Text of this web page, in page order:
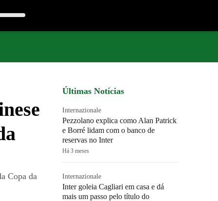
Copa da
Últimas Notícias
Internazionale
Pezzolano explica como Alan Patrick
e Borré lidam com o banco de
reservas no Inter
Há 3 meses
Internazionale
Inter goleia Cagliari em casa e dá
mais um passo pelo título do